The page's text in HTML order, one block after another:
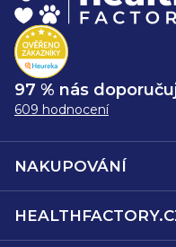
97 % nás
609 hodnocení
NAKUPOVÁNÍ